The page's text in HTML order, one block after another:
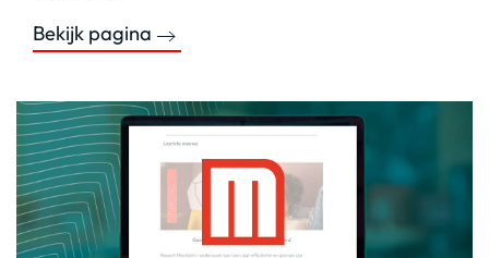
Bekijk pagina